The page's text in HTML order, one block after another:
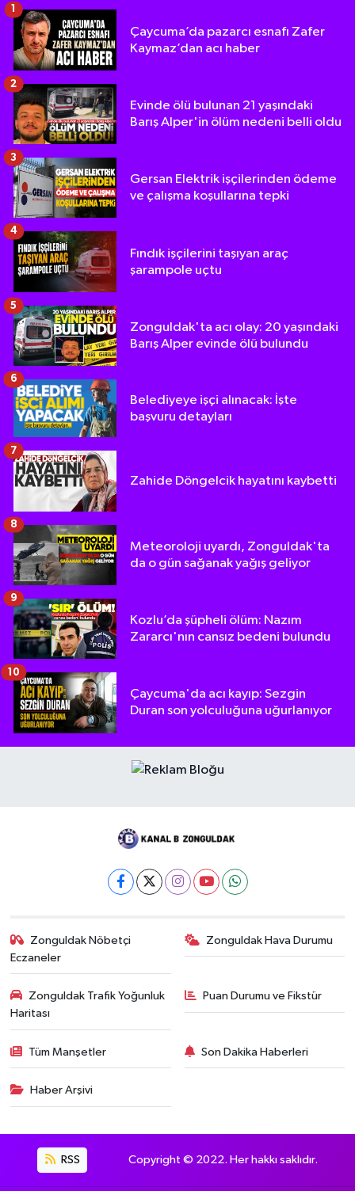
Çaycuma’da pazarcı esnafı Zafer
Kaymaz’dan acı haber
Evinde ölü bulunan 21 yaşındaki
Barış Alper'in ölüm nedeni belli oldu
2
Gersan Elektrik işçilerinden ödeme
ve çalışma koşullarına tepki
3
Fındık işçilerini taşıyan araç
şarampole uçtu
4
Zonguldak'ta acı olay: 20 yaşındaki
Barış Alper evinde ölü bulundu
5
Belediyeye işçi alınacak: İşte
başvuru detayları
6
Zahide Döngelcik hayatını kaybetti
7
Meteoroloji uyardı, Zonguldak'ta
da o gün sağanak yağış geliyor
8
Kozlu’da şüpheli ölüm: Nazım
Zararcı'nın cansız bedeni bulundu
9
Çaycuma'da acı kayıp: Sezgin
Duran son yolculuğuna uğurlanıyor
10
Zonguldak Nöbetçi
Eczaneler
Zonguldak Hava Durumu
Zonguldak Trafik Yoğunluk
Haritası
Puan Durumu ve Fikstür
Tüm Manşetler Son Dakika Haberleri
Haber Arşivi
RSS Copyright © 2022. Her hakkı saklıdır.